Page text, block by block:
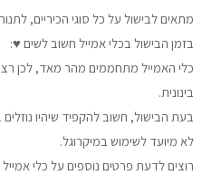
מתאים לבישול על כל סוגי הכיריים,
בזמן הבישול בכלי אמייל חשוב לשים ♥:
כלי האמייל מתחממים מהר מאד, לכן
בינונית.
בעת הבישול, חשוב להקפיד שיהיו נוזלים
לא מיועד לשימוש במיקרוגל.
רוצים לדעת פרטים נוספים על כלי אמייל